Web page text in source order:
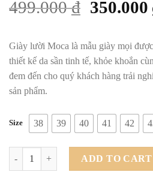
499.000₫ 350.000
Giày lười Moca là mẫu giày mọi
thiết kế da sần tinh tế, khỏe khoắn
đem đến cho quý khách hàng trải
sản phẩm.
Size 38 39 40 41 42
ADD TO CART